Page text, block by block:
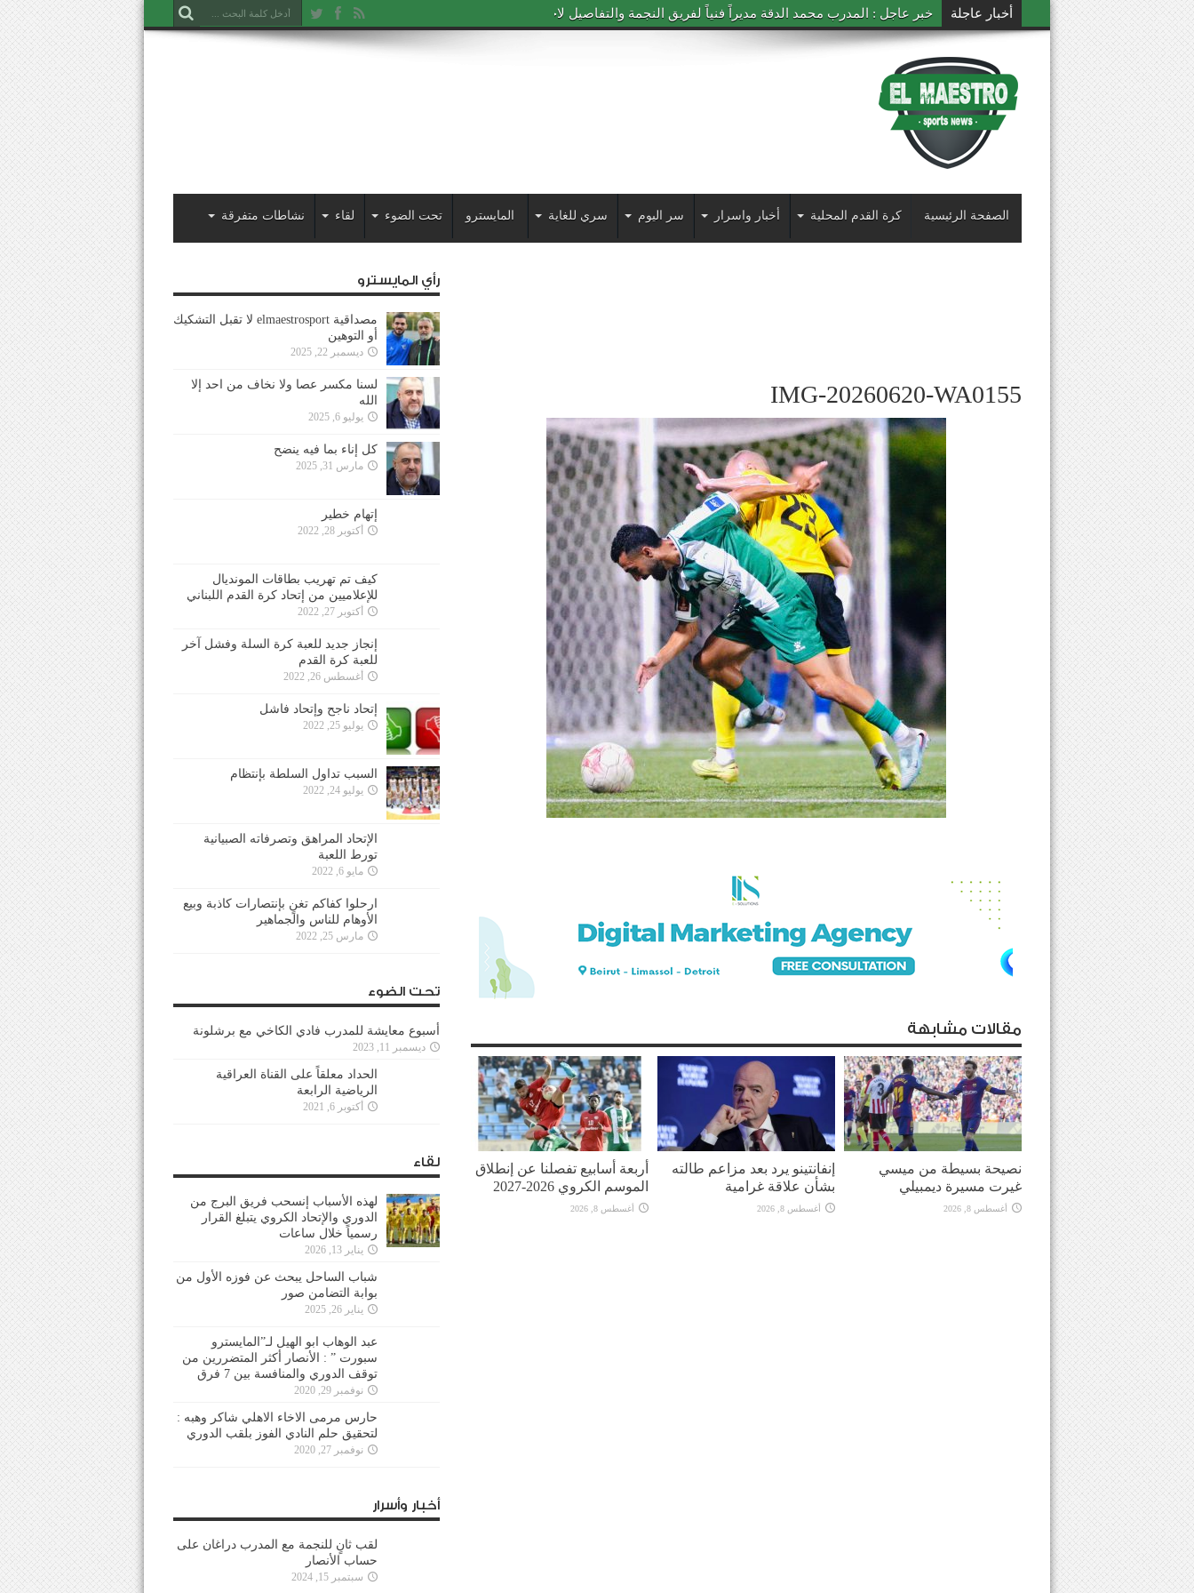
أخبار عاجلة خبر عاجل : المدرب محمد الدقة مديراً فنياً لفريق النجمة والتفاصيل لاحقاً
الصفحة الرئيسية كرة القدم المحلية أخبار واسرار سر اليوم سري للغاية المايسترو تحت الضوء لقاء نشاطات متفرقة
IMG-20260620-WA0155
مقالات مشابهة
نصيحة بسيطة من ميسي
غيرت مسيرة ديمبيلي
أغسطس 8, 2026
إنفانتينو يرد بعد مزاعم طالته
بشأن علاقة غرامية
أغسطس 8, 2026
أربعة أسابيع تفصلنا عن إنطلاق
الموسم الكروي 2026-2027
أغسطس 8, 2026
رأي المايسترو
مصداقية elmaestrosport لا تقبل التشكيك
أو التوهين
ديسمبر 22, 2025
لسنا مكسر عصا ولا نخاف من احد إلا
الله
يوليو 6, 2025
كل إناء بما فيه ينضح
مارس 31, 2025
إتهام خطير
أكتوبر 28, 2022
كيف تم تهريب بطاقات المونديال
للإعلاميين من إتحاد كرة القدم اللبناني
أكتوبر 27, 2022
إنجاز جديد للعبة كرة السلة وفشل آخر
للعبة كرة القدم
أغسطس 26, 2022
إتحاد ناجح وإتحاد فاشل
يوليو 25, 2022
السبب تداول السلطة بإنتظام
يوليو 24, 2022
الإتحاد المراهق وتصرفاته الصبيانية
تورط اللعبة
مايو 6, 2022
ارحلوا كفاكم تغنٍ بإنتصارات كاذبة وبيع
الأوهام للناس والجماهير
مارس 25, 2022
تحت الضوء
أسبوع معايشة للمدرب فادي الكاخي مع برشلونة
ديسمبر 11, 2023
الحداد معلقاً على القناة العراقية
الرياضية الرابعة
أكتوبر 6, 2021
لقاء
لهذه الأسباب إنسحب فريق البرج من
الدوري والإتحاد الكروي يتبلغ القرار
رسمياً خلال ساعات
يناير 13, 2026
شباب الساحل يبحث عن فوزه الأول من
بوابة التضامن صور
يناير 26, 2025
عبد الوهاب ابو الهيل لـ”المايسترو
سبورت ” : الأنصار أكثر المتضررين من
توقف الدوري والمنافسة بين 7 فرق
نوفمبر 29, 2020
حارس مرمى الاخاء الاهلي شاكر وهبه :
لتحقيق حلم النادي الفوز بلقب الدوري
نوفمبر 27, 2020
أخبار وأسرار
لقب ثانٍ للنجمة مع المدرب دراغان على
حساب الأنصار
سبتمبر 15, 2024